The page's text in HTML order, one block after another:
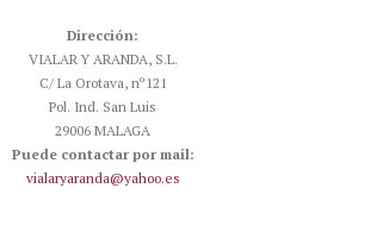
Dirección:
VIALAR Y ARANDA, S.L.
C/ La Orotava, nº121
Pol. Ind. San Luis
29006 MALAGA
Puede contactar por mail:
vialaryaranda@yahoo.es